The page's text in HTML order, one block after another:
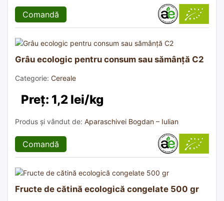
Comandă
Grâu ecologic pentru consum sau sămânță C2
Categorie: Cereale
Preț: 1,2 lei/kg
Produs și vândut de: Aparaschivei Bogdan – Iulian
Comandă
Fructe de cătină ecologică congelate 500 gr